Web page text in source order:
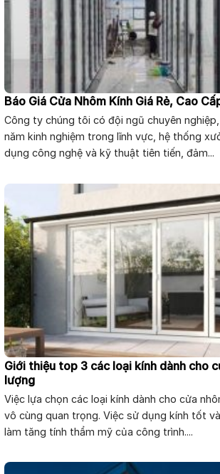
Báo Giá Cửa Nhôm Kính Giá Rẻ, Cao
Công ty chúng tôi có đội ngũ chuyên
năm kinh nghiệm trong lĩnh vực, hệ thống
dụng công nghệ và kỹ thuật tiên tiến, đảm...
Giới thiệu top 3 các loại kính dành cho
lượng
Việc lựa chọn các loại kính dành cho cửa
vô cùng quan trọng. Việc sử dụng kính tốt
làm tăng tính thẩm mỹ của công trình....